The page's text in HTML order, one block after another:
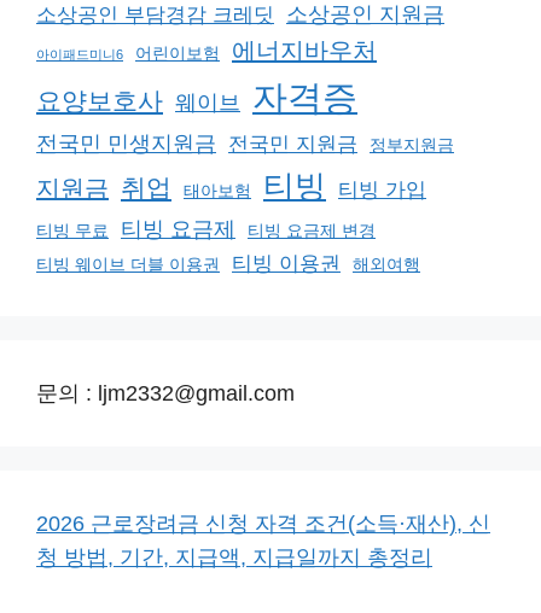
소상공인 부담경감 크레딧 소상공인 지원금
아이패드미니6 어린이보험 에너지바우처
요양보호사 웨이브 자격증
전국민 민생지원금 전국민 지원금 정부지원금
지원금 취업 태아보험 티빙 티빙 가입
티빙 무료 티빙 요금제
티빙 요금제 변경
티빙 웨이브 더블 이용권
티빙 이용권 해외여행
문의 : ljm2332@gmail.com
2026 근로장려금 신청 자격 조건(소득·재산), 신
청 방법, 기간, 지급액, 지급일까지 총정리